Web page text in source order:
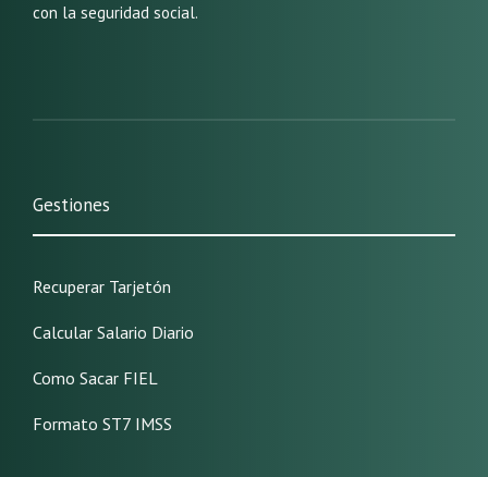
con la seguridad social.
Gestiones
Recuperar Tarjetón
Calcular Salario Diario
Como Sacar FIEL
Formato ST7 IMSS